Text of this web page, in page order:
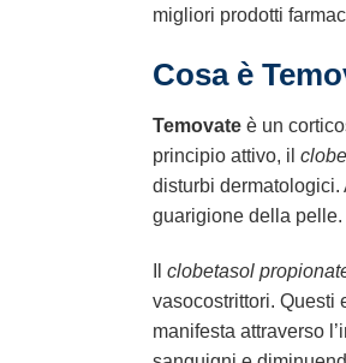
migliori prodotti
Cosa è
Temovate è un
principio attivo, il
disturbi
guarigione della pelle.
clobetasol
vasocostrittori. Questi
manifesta attraverso